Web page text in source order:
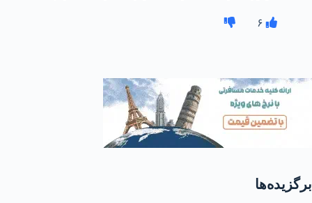
۶
برگزیده‌ها